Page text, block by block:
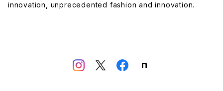
innovation, unprecedented fashion and innovation.